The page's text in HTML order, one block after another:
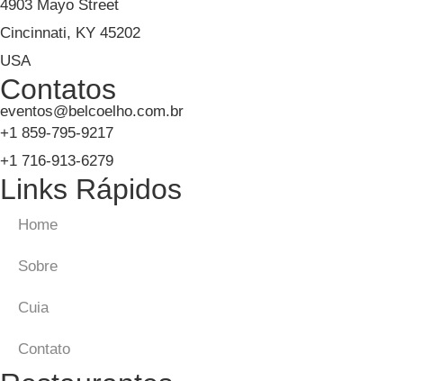
4903 Mayo Street
Cincinnati, KY 45202
USA
Contatos
eventos@belcoelho.com.br
+1 859-795-9217
+1 716-913-6279
Links Rápidos
Home
Sobre
Cuia
Contato